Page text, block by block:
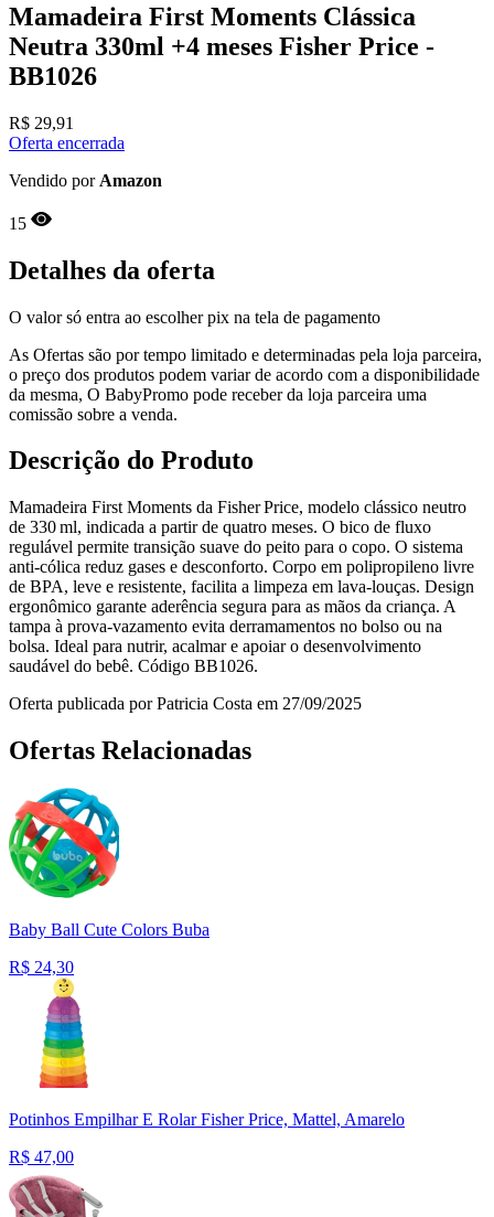
Mamadeira First Moments Clássica
Neutra 330ml +4 meses Fisher Price -
BB1026
R$ 29,91
Oferta encerrada
Vendido por Amazon
15
Detalhes da oferta
O valor só entra ao escolher pix na tela de pagamento
As Ofertas são por tempo limitado e determinadas pela loja parceira,
o preço dos produtos podem variar de acordo com a disponibilidade
da mesma, O BabyPromo pode receber da loja parceira uma
comissão sobre a venda.
Descrição do Produto
Mamadeira First Moments da Fisher Price, modelo clássico neutro
de 330 ml, indicada a partir de quatro meses. O bico de fluxo
regulável permite transição suave do peito para o copo. O sistema
anti‑cólica reduz gases e desconforto. Corpo em polipropileno livre
de BPA, leve e resistente, facilita a limpeza em lava‑louças. Design
ergonômico garante aderência segura para as mãos da criança. A
tampa à prova‑vazamento evita derramamentos no bolso ou na
bolsa. Ideal para nutrir, acalmar e apoiar o desenvolvimento
saudável do bebê. Código BB1026.
Oferta publicada por Patricia Costa em 27/09/2025
Ofertas Relacionadas
Baby Ball Cute Colors Buba
R$ 24,30
Potinhos Empilhar E Rolar Fisher Price, Mattel, Amarelo
R$ 47,00